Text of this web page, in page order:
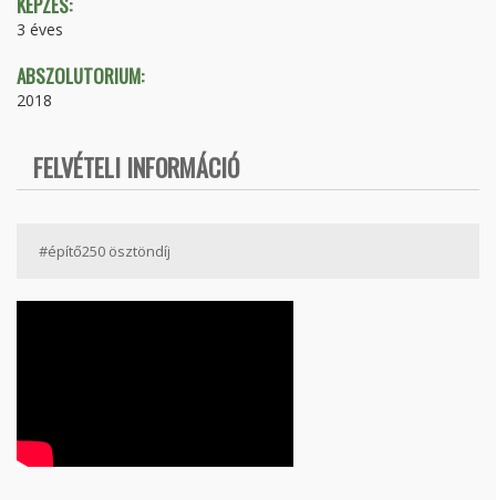
3 éves
ABSZOLUTORIUM:
2018
FELVÉTELI INFORMÁCIÓ
#építő250 ösztöndíj